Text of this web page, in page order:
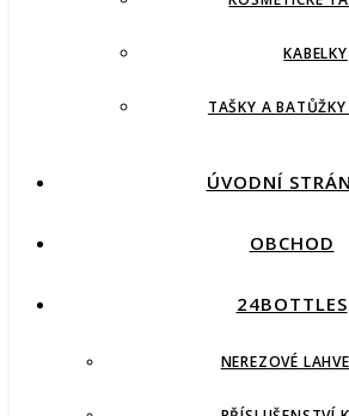
KABELKY
TAŠKY A
ÚVODNÍ
OBCHOD
24BOTTLES
NEREZOVÉ